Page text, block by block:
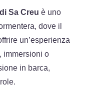
Sa Creu è uno
dove il
un’esperienza
immersioni o
in barca,